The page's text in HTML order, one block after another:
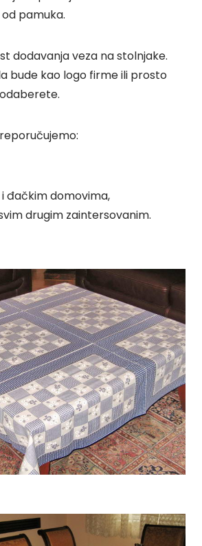
pamuka.
dodavanja veza na stolnjake.
bude kao logo firme ili prosto
đačkim domovima,
drugim zaintersovanim.